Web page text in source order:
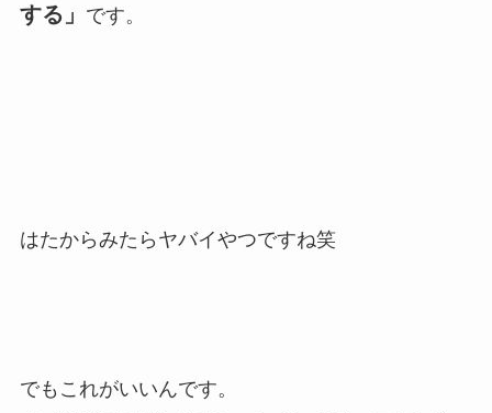
する」 です。
はたからみたらヤバイやつですね笑
でもこれがいいんです。